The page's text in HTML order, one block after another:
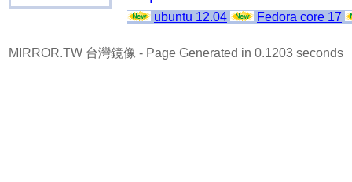
ubuntu 12.04 Fedora core 17
MIRROR.TW 台灣鏡像 - Page Generated in 0.1203 seconds